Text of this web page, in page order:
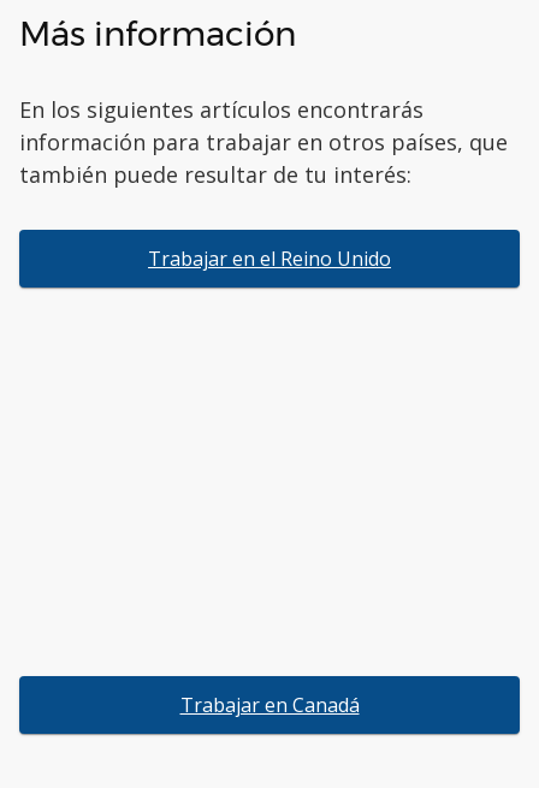
Más información
En los siguientes artículos encontrarás
información para trabajar en otros países, que
también puede resultar de tu interés:
Trabajar en el Reino Unido
Trabajar en Canadá